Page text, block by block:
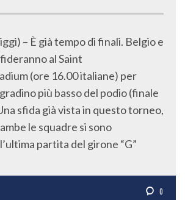
– È già tempo di finali. Belgio e
al Saint
(ore 16.00 italiane) per
più basso del podio (finale
sfida già vista in questo torneo,
le squadre si sono
partita del girone “G”
0